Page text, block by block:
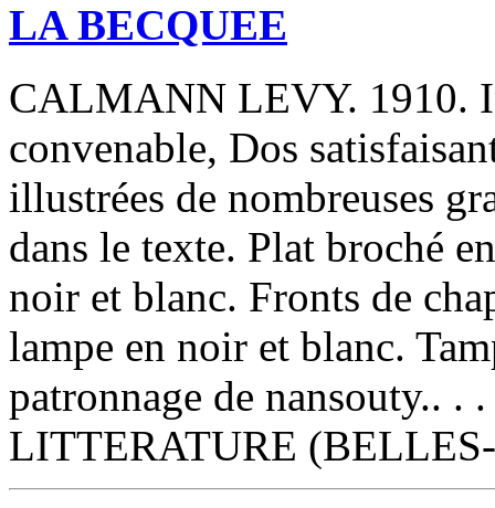
‎LA BECQUEE‎
‎CALMANN LEVY. 1910.
convenable, Dos
illustrées de nombreuses
dans le texte. Plat broché
noir et blanc. Fronts de
lampe en noir et blanc.
patronnage de nansouty..
LITTERATURE